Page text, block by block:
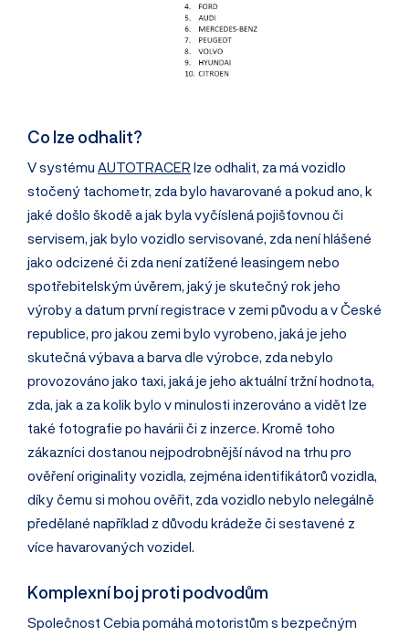
Co lze odhalit?
V systému AUTOTRACER lze odhalit, za má vozidlo
stočený tachometr, zda bylo havarované a pokud ano, k
jaké došlo škodě a jak byla vyčíslená pojišťovnou či
servisem, jak bylo vozidlo servisované, zda není hlášené
jako odcizené či zda není zatížené leasingem nebo
spotřebitelským úvěrem, jaký je skutečný rok jeho
výroby a datum první registrace v zemi původu a v České
republice, pro jakou zemi bylo vyrobeno, jaká je jeho
skutečná výbava a barva dle výrobce, zda nebylo
provozováno jako taxi, jaká je jeho aktuální tržní hodnota,
zda, jak a za kolik bylo v minulosti inzerováno a vidět lze
také fotografie po havárii či z inzerce. Kromě toho
zákazníci dostanou nejpodrobnější návod na trhu pro
ověření originality vozidla, zejména identifikátorů vozidla,
díky čemu si mohou ověřit, zda vozidlo nebylo nelegálně
předělané například z důvodu krádeže či sestavené z
více havarovaných vozidel.
Komplexní boj proti podvodům
Společnost Cebia pomáhá motoristům s bezpečným